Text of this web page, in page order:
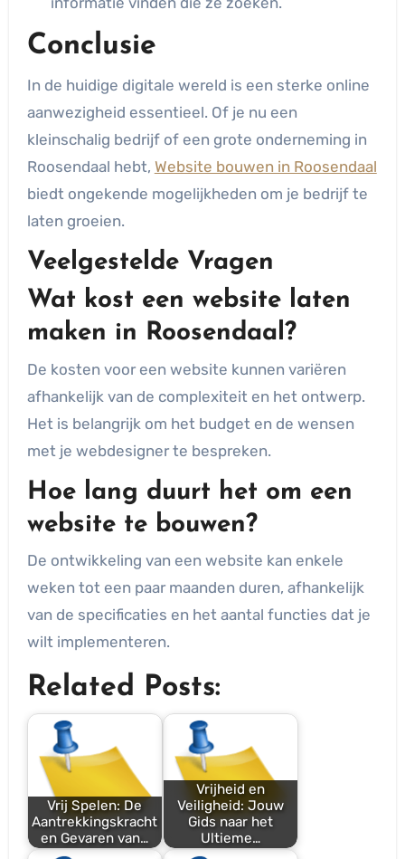
Conclusie
In de huidige digitale wereld is een sterke online
aanwezigheid essentieel. Of je nu een
kleinschalig bedrijf of een grote onderneming in
Roosendaal hebt, Website bouwen in Roosendaal
biedt ongekende mogelijkheden om je bedrijf te
laten groeien.
Veelgestelde Vragen
Wat kost een website laten
maken in Roosendaal?
De kosten voor een website kunnen variëren
afhankelijk van de complexiteit en het ontwerp.
Het is belangrijk om het budget en de wensen
met je webdesigner te bespreken.
Hoe lang duurt het om een
website te bouwen?
De ontwikkeling van een website kan enkele
weken tot een paar maanden duren, afhankelijk
van de specificaties en het aantal functies dat je
wilt implementeren.
Related Posts:
Vrij Spelen: De
Aantrekkingskracht
en Gevaren van…
Vrijheid en
Veiligheid: Jouw
Gids naar het
Ultieme…